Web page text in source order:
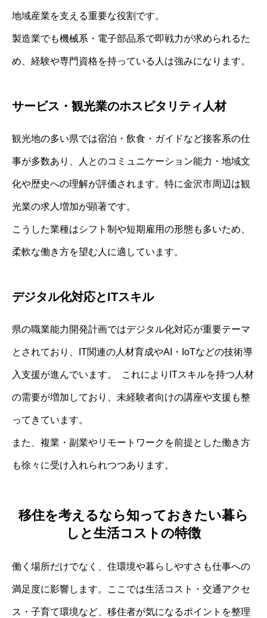
地域産業を支える重要な役割です。
製造業でも機械系・電子部品系で即戦力が求められるた
め、経験や専門資格を持っている人は強みになります。
サービス・観光業のホスピタリティ人材
観光地の多い県では宿泊・飲食・ガイドなど接客系の仕
事が多数あり、人とのコミュニケーション能力・地域文
化や歴史への理解が評価されます。特に金沢市周辺は観
光業の求人増加が顕著です。
こうした業種はシフト制や短期雇用の形態も多いため、
柔軟な働き方を望む人に適しています。
デジタル化対応とITスキル
県の職業能力開発計画ではデジタル化対応が重要テーマ
とされており、IT関連の人材育成やAI・IoTなどの技術導
入支援が進んでいます。 これによりITスキルを持つ人材
の需要が増加しており、未経験者向けの講座や支援も整
ってきています。
また、複業・副業やリモートワークを前提とした働き方
も徐々に受け入れられつつあります。
移住を考えるなら知っておきたい暮ら
しと生活コストの特徴
働く場所だけでなく、住環境や暮らしやすさも仕事への
満足度に影響します。ここでは生活コスト・交通アクセ
ス・子育て環境など、移住者が気になるポイントを整理